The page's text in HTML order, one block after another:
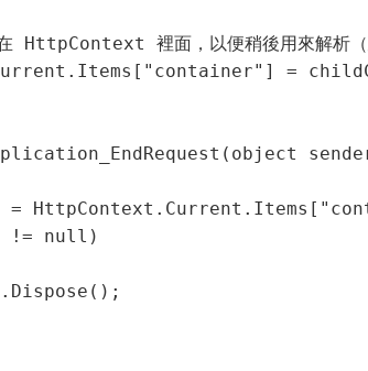
HttpContext 裡面，以便稍後用來解析（
=
=
!= null)